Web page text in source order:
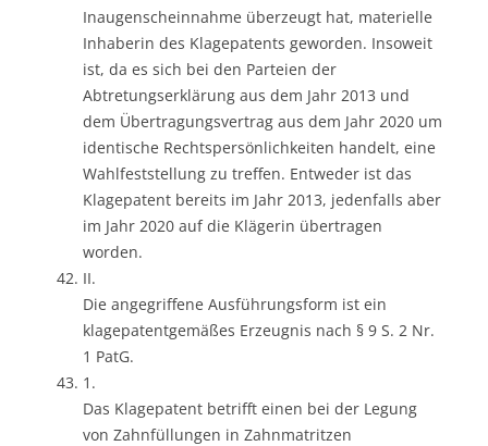
Inaugenscheinnahme überzeugt hat, materielle
Inhaberin des Klagepatents geworden. Insoweit
ist, da es sich bei den Parteien der
Abtretungserklärung aus dem Jahr 2013 und
dem Übertragungsvertrag aus dem Jahr 2020 um
identische Rechtspersönlichkeiten handelt, eine
Wahlfeststellung zu treffen. Entweder ist das
Klagepatent bereits im Jahr 2013, jedenfalls aber
im Jahr 2020 auf die Klägerin übertragen
worden.
II.
Die angegriffene Ausführungsform ist ein
klagepatentgemäßes Erzeugnis nach § 9 S. 2 Nr.
1 PatG.
1.
Das Klagepatent betrifft einen bei der Legung
von Zahnfüllungen in Zahnmatritzen